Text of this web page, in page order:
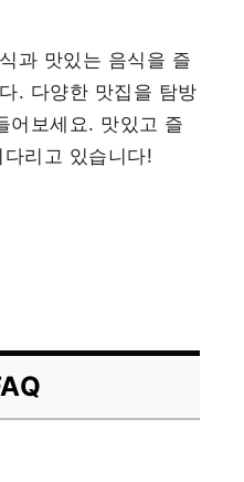
과 맛있는 음식을 즐
. 다양한 맛집을 탐방
어보세요. 맛있고 즐
리고 있습니다!